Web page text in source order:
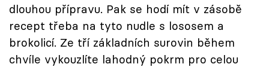
Přihlášení
Sledujte nás
dlouhou přípravu. Pak se hodí mít v zásobě
recept třeba na tyto nudle s lososem a
brokolicí. Ze tří základních surovin během
chvíle vykouzlíte lahodný pokrm pro celou